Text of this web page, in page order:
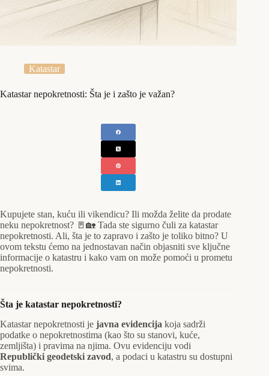
Katastar
Katastar nepokretnosti: Šta je i zašto je važan?
Kupujete stan, kuću ili vikendicu? Ili možda želite da prodate
neku nepokretnost? 🚪🏡 Tada ste sigurno čuli za katastar
nepokretnosti. Ali, šta je to zapravo i zašto je toliko bitno? U
ovom tekstu ćemo na jednostavan način objasniti sve ključne
informacije o katastru i kako vam on može pomoći u prometu
nepokretnosti.
Šta je katastar nepokretnosti?
Katastar nepokretnosti je javna evidencija koja sadrži
podatke o nepokretnostima (kao što su stanovi, kuće,
zemljišta) i pravima na njima. Ovu evidenciju vodi
Republički geodetski zavod, a podaci u katastru su dostupni
svima.